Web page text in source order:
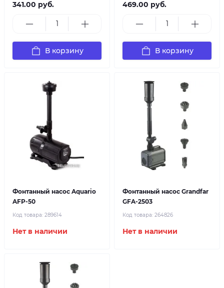
341.00 руб.
В корзину
469.00 руб.
В корзину
Фонтанный насос Aquario
AFP-50
Код товара: 289614
Нет в наличии
Фонтанный насос Grandfar
GFA-2503
Код товара: 264826
Нет в наличии